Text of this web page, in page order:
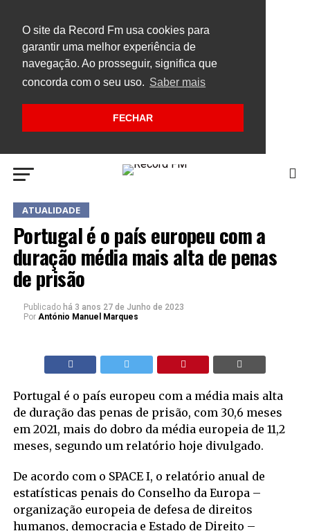
O site da Record Fm usa cookies para
garantir uma melhor experiência de
navegação. Ao prosseguir, significa que
concorda com o seu uso. Saber mais
FECHAR
ATUALIDADE
Portugal é o país europeu com a
duração média mais alta de penas
de prisão
Publicado há 3 anos 27 de Junho de 2023
Por António Manuel Marques
Portugal é o país europeu com a média mais alta
de duração das penas de prisão, com 30,6 meses
em 2021, mais do dobro da média europeia de 11,2
meses, segundo um relatório hoje divulgado.
De acordo com o SPACE I, o relatório anual de
estatísticas penais do Conselho da Europa –
organização europeia de defesa de direitos
humanos, democracia e Estado de Direito –